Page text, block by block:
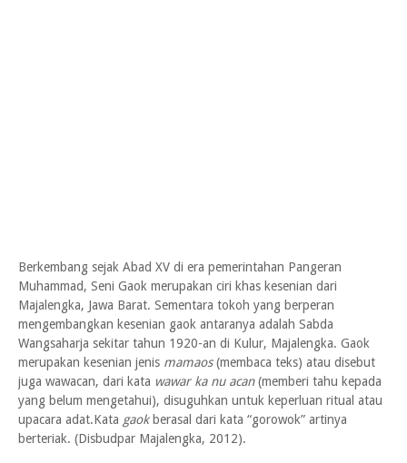
Berkembang sejak Abad XV di era pemerintahan Pangeran
Muhammad, Seni Gaok merupakan ciri khas kesenian dari
Majalengka, Jawa Barat. Sementara tokoh yang berperan
mengembangkan kesenian gaok antaranya adalah Sabda
Wangsaharja sekitar tahun 1920-an di Kulur, Majalengka. Gaok
merupakan kesenian jenis mamaos(membaca teks) atau disebut
juga wawacan, dari kata wawar ka nu acan(memberi tahu kepada
yang belum mengetahui), disuguhkan untuk keperluan ritual atau
upacara adat.Kata gaokberasal dari kata “gorowok” artinya
berteriak. (Disbudpar Majalengka, 2012).